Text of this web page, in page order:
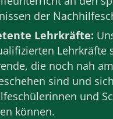
der
Lehrkräfte:
Lehrkräfte
die noch nah am
sind und
und
können.